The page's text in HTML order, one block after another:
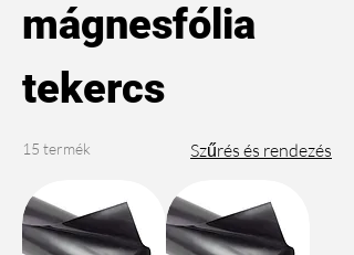
mágnesfólia
tekercs
15 termék Szűrés és rendezés